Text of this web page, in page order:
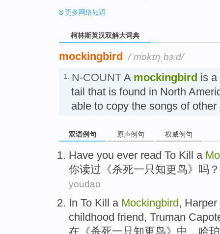
更多网络短语
柯林斯英汉双解大词典
mockingbird /ˈmɒkɪŋˌbɜːd/
1. N-COUNT A mockingbird is a
tail that is found in North
able to copy the songs of
双语例句 原声例句 权威例句
Have you ever read To Kill a
你读过 《杀死一只知更鸟》吗？
youdao
In To Kill a Mockingbird , Harper
childhood friend , Truman
在 《杀死一只知更鸟》中，哈珀